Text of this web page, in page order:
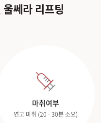
쎄라 리프팅
마취여부
연고 마취 (20 - 30분 소요)